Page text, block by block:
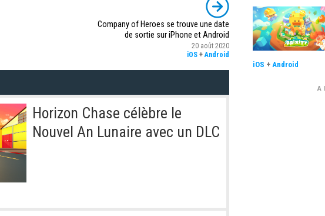
Company of Heroes se trouve une date
de sortie sur iPhone et Android
20 août 2020
iOS + Android
Horizon Chase célèbre le
Nouvel An Lunaire avec un DLC
iOS + Android